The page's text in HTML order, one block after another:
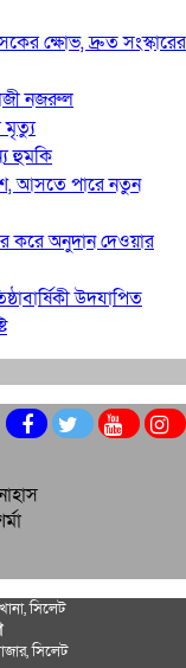
ক্ষোভ, দ্রুত সংস্কারের
নজরুল
মৃত্যু
হুমকি
আসতে পারে নতুন
করে অনুদান দেওয়ার
উদযাপিত
সিলেট
সিলেট